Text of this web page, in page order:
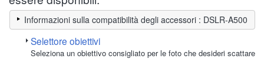
Informazioni sulla compatibilità degli accessori : DSLR-A500
Selettore obiettivi
Seleziona un obiettivo consigliato per le foto che desideri scattare